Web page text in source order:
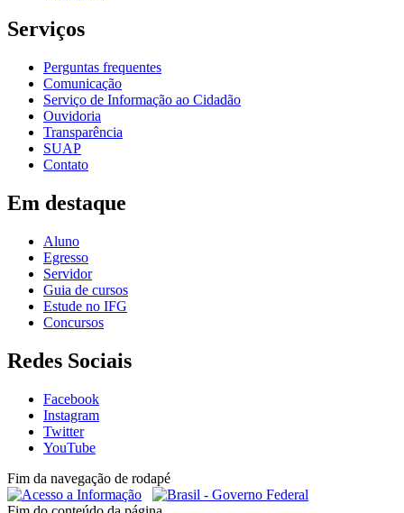
Serviços
Perguntas frequentes
Comunicação
Serviço de Informação ao Cidadão
Ouvidoria
Transparência
SUAP
Contato
Em destaque
Aluno
Egresso
Servidor
Guia de cursos
Estude no IFG
Concursos
Redes Sociais
Facebook
Instagram
Twitter
YouTube
Fim da navegação de rodapé